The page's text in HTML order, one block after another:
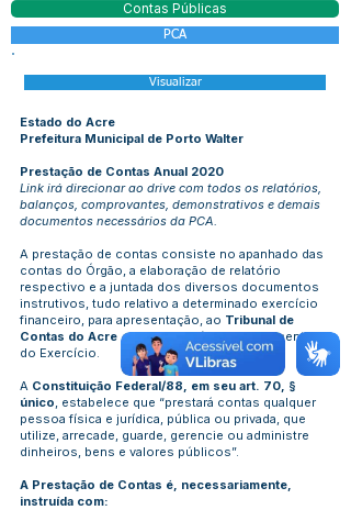
Contas Públicas
PCA
Visualizar
Estado do Acre
Prefeitura Municipal de Porto Walter
Prestação de Contas Anual 2020
Link irá direcionar ao drive com todos os relatórios,
balanços, comprovantes, demonstrativos e demais
documentos necessários da PCA.
A prestação de contas consiste no apanhado das
contas do Órgão, a elaboração de relatório
respectivo e a juntada dos diversos documentos
instrutivos, tudo relativo a determinado exercício
financeiro, para apresentação, ao Tribunal de
Contas do Acre - TCEAC, após o encerramento
do Exercício.
A Constituição Federal/88, em seu art. 70, §
único, estabelece que “prestará contas qualquer
pessoa física e jurídica, pública ou privada, que
utilize, arrecade, guarde, gerencie ou administre
dinheiros, bens e valores públicos”.
A Prestação de Contas é, necessariamente,
instruída com: